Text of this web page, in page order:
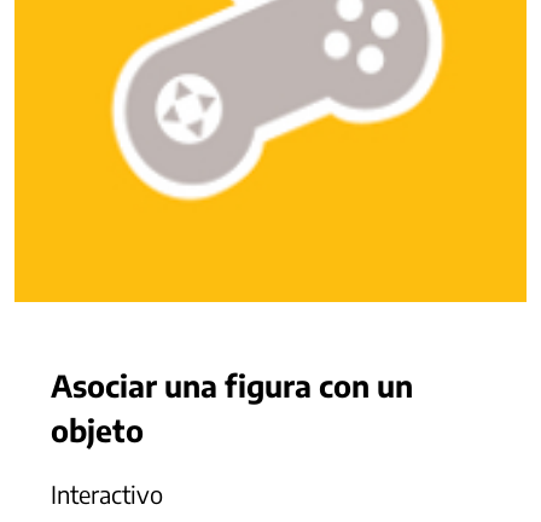
Asociar una figura con un
objeto
Interactivo